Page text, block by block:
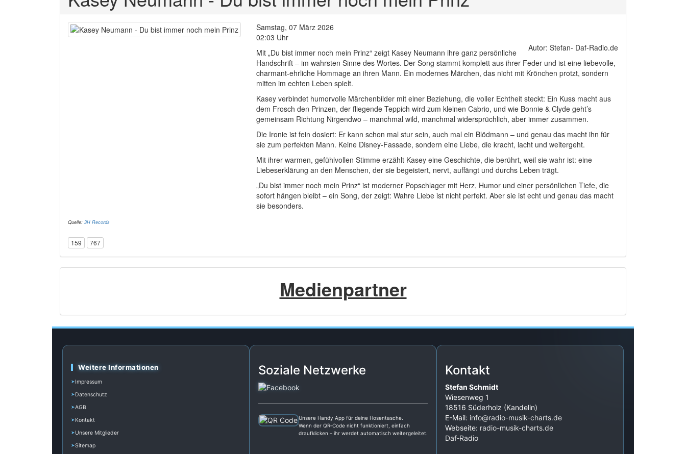
Samstag, 07 März 2026
02:03 Uhr
Autor: Stefan- Daf-Radio.de
Mit „Du bist immer noch mein Prinz“ zeigt Kasey Neumann ihre ganz persönliche
Handschrift – im wahrsten Sinne des Wortes. Der Song stammt komplett aus ihrer Feder und ist eine liebevolle,
charmant-ehrliche Hommage an ihren Mann. Ein modernes Märchen, das nicht mit Krönchen protzt, sondern
mitten im echten Leben spielt.
Kasey verbindet humorvolle Märchenbilder mit einer Beziehung, die voller Echtheit steckt: Ein Kuss macht aus
dem Frosch den Prinzen, der fliegende Teppich wird zum kleinen Cabrio, und wie Bonnie & Clyde geht’s
gemeinsam Richtung Nirgendwo – manchmal wild, manchmal widersprüchlich, aber immer zusammen.
Die Ironie ist fein dosiert: Er kann schon mal stur sein, auch mal ein Blödmann – und genau das macht ihn für
sie zum perfekten Mann. Keine Disney-Fassade, sondern eine Liebe, die kracht, lacht und weitergeht.
Mit ihrer warmen, gefühlvollen Stimme erzählt Kasey eine Geschichte, die berührt, weil sie wahr ist: eine
Liebeserklärung an den Menschen, der sie begeistert, nervt, auffängt und durchs Leben trägt.
„Du bist immer noch mein Prinz“ ist moderner Popschlager mit Herz, Humor und einer persönlichen Tiefe, die
sofort hängen bleibt – ein Song, der zeigt: Wahre Liebe ist nicht perfekt. Aber sie ist echt und genau das macht
sie besonders.
Quelle: 3H Records
159 767
Medienpartner
Weitere Informationen
Impressum
Datenschutz
AGB
Kontakt
Unsere Mitglieder
Sitemap
Soziale Netzwerke
Unsere Handy App für deine Hosentasche.
Wenn der QR‑Code nicht funktioniert, einfach
draufklicken – ihr werdet automatisch weitergeleitet.
Kontakt
Stefan Schmidt
Wiesenweg 1
18516 Süderholz (Kandelin)
E-Mail: info@radio-musik-charts.de
Webseite: radio-musik-charts.de
Daf‑Radio